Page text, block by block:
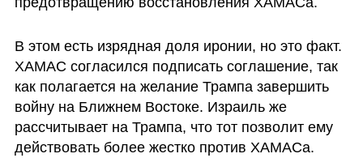
В этом есть изрядная доля иронии, но это факт.
ХАМАС согласился подписать соглашение, так
как полагается на желание Трампа завершить
войну на Ближнем Востоке. Израиль же
рассчитывает на Трампа, что тот позволит ему
действовать более жестко против ХАМАСа.